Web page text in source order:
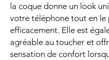
la coque donne un look
votre téléphone tout en
efficacement. Elle est
agréable au toucher et
sensation de confort